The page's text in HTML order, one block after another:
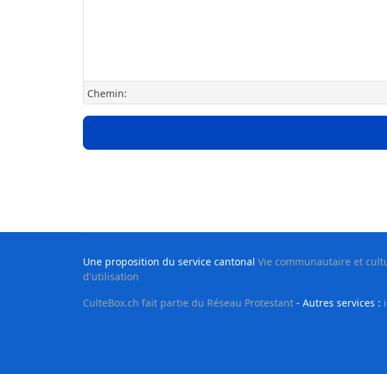
Chemin:
Une proposition du service cantonal Vie communautaire et
d'utilisation
CulteBox.ch fait partie du Réseau Protestant - Autres services :